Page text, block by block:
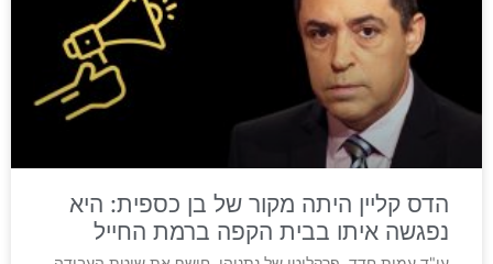
הדס קליין היתה מקור של בן כספית: היא
נפגשה איתו בבית הקפה ברמת החייל